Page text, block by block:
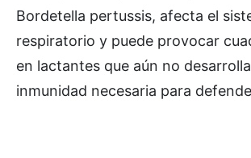
Bordetella pertussis, afecta el
respiratorio y puede provocar
en lactantes que aún no
inmunidad necesaria para